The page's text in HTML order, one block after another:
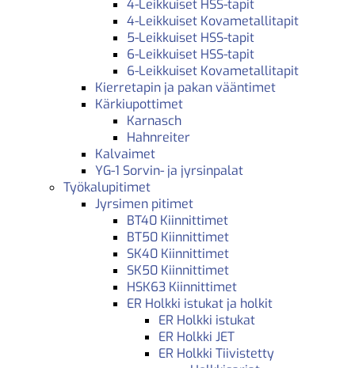
4-Leikkuiset HSS-tapit
4-Leikkuiset Kovametallitapit
5-Leikkuiset HSS-tapit
6-Leikkuiset HSS-tapit
6-Leikkuiset Kovametallitapit
Kierretapin ja pakan vääntimet
Kärkiupottimet
Karnasch
Hahnreiter
Kalvaimet
YG-1 Sorvin- ja jyrsinpalat
Työkalupitimet
Jyrsimen pitimet
BT40 Kiinnittimet
BT50 Kiinnittimet
SK40 Kiinnittimet
SK50 Kiinnittimet
HSK63 Kiinnittimet
ER Holkki istukat ja holkit
ER Holkki istukat
ER Holkki JET
ER Holkki Tiivistetty